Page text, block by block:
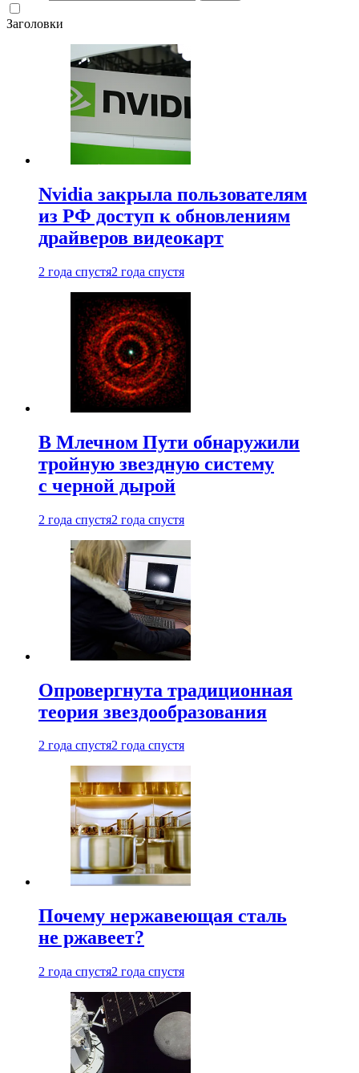
Заголовки
Nvidia закрыла пользователям
из РФ доступ к обновлениям
драйверов видеокарт
2 года спустя2 года спустя
В Млечном Пути обнаружили
тройную звездную систему
с черной дырой
2 года спустя2 года спустя
Опровергнута традиционная
теория звездообразования
2 года спустя2 года спустя
Почему нержавеющая сталь
не ржавеет?
2 года спустя2 года спустя